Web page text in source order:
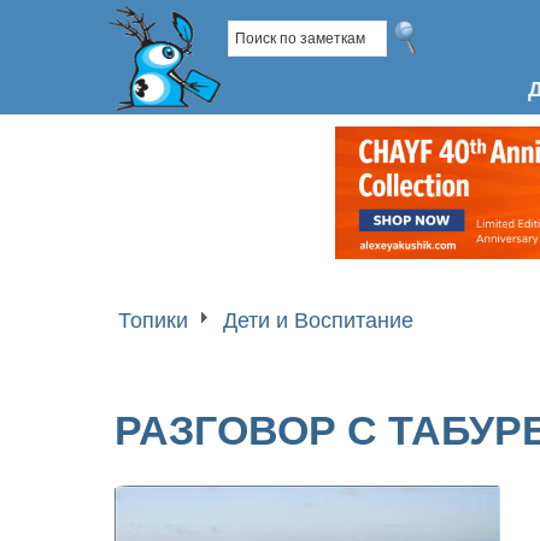
Топики Дети и Воспитание
РАЗГОВОР С